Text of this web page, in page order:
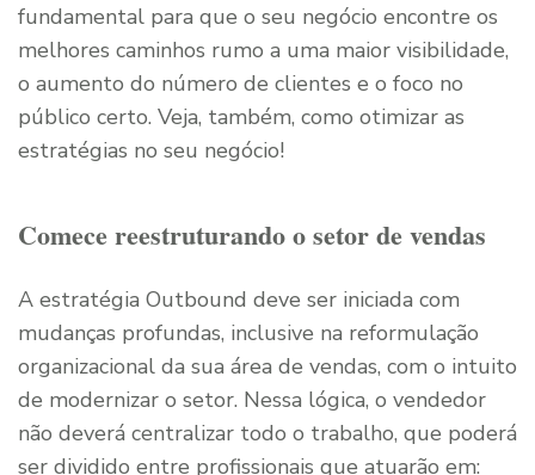
fundamental para que o seu negócio encontre os
melhores caminhos rumo a uma maior visibilidade,
o aumento do número de clientes e o foco no
público certo. Veja, também, como otimizar as
estratégias no seu negócio!
Comece reestruturando o setor de vendas
A estratégia Outbound deve ser iniciada com
mudanças profundas, inclusive na reformulação
organizacional da sua área de vendas, com o intuito
de modernizar o setor. Nessa lógica, o vendedor
não deverá centralizar todo o trabalho, que poderá
ser dividido entre profissionais que atuarão em: